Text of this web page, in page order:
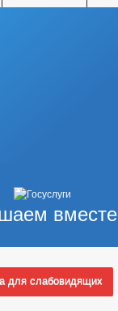
вместе
для слабовидящих